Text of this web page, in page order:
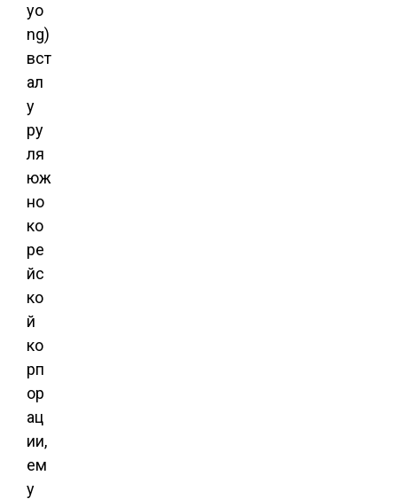
yo
ng)
вст
ал
у
ру
ля
юж
но
ко
ре
йс
ко
й
ко
рп
ор
ац
ии,
ем
у